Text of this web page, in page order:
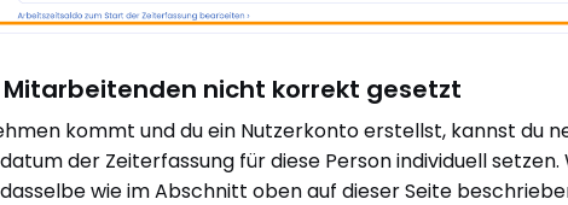
nicht korrekt gesetzt
kommt und du ein Nutzerkonto erstellst, kannst du
der Zeiterfassung für diese Person individuell
wie im Abschnitt oben auf dieser Seite